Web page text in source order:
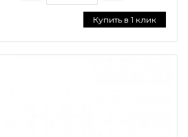
Купить в 1 клик